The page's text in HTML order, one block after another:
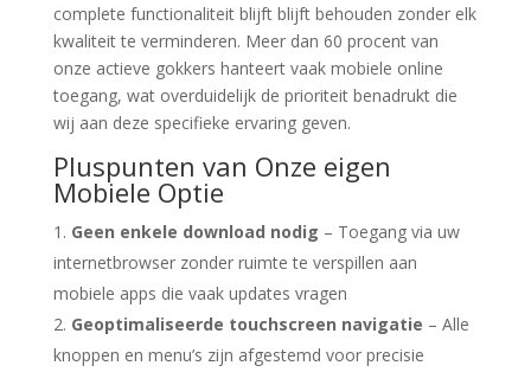
complete functionaliteit blijft blijft behouden zonder elk
kwaliteit te verminderen. Meer dan 60 procent van
onze actieve gokkers hanteert vaak mobiele online
toegang, wat overduidelijk de prioriteit benadrukt die
wij aan deze specifieke ervaring geven.
Pluspunten van Onze eigen
Mobiele Optie
Geen enkele download nodig – Toegang via uw
internetbrowser zonder ruimte te verspillen aan
mobiele apps die vaak updates vragen
Geoptimaliseerde touchscreen navigatie – Alle
knoppen en menu’s zijn afgestemd voor precisie